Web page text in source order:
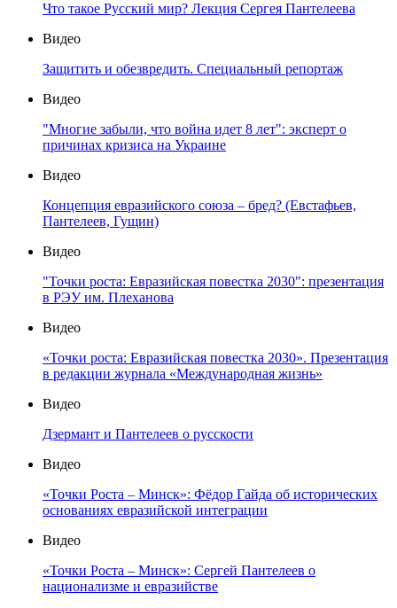
Что такое Русский мир? Лекция Сергея Пантелеева
Видео
Защитить и обезвредить. Специальный репортаж
Видео
"Многие забыли, что война идет 8 лет": эксперт о
причинах кризиса на Украине
Видео
Концепция евразийского союза – бред? (Евстафьев,
Пантелеев, Гущин)
Видео
"Точки роста: Евразийская повестка 2030": презентация
в РЭУ им. Плеханова
Видео
«Точки роста: Евразийская повестка 2030». Презентация
в редакции журнала «Международная жизнь»
Видео
Дзермант и Пантелеев о русскости
Видео
«Точки Роста – Минск»: Фёдор Гайда об исторических
основаниях евразийской интеграции
Видео
«Точки Роста – Минск»: Сергей Пантелеев о
национализме и евразийстве